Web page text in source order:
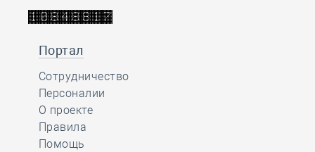
Портал
Сотрудничество
Персоналии
О проекте
Правила
Помощь